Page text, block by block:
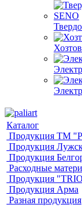
Каталог
Продукция ТМ
Продукция
Продукция
Расходные
Продукция
Продукция Арма
Разная продукция